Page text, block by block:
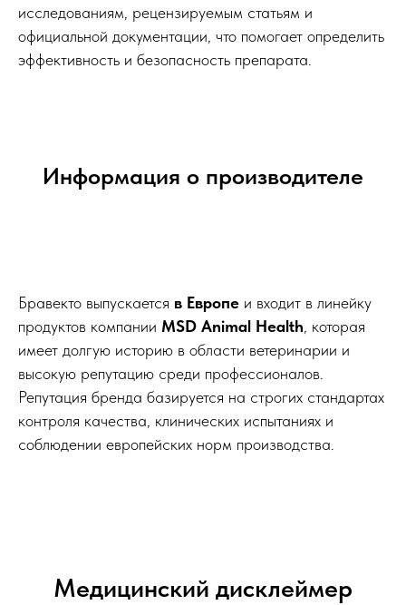
исследованиям, рецензируемым статьям и
официальной документации, что помогает определить
эффективность и безопасность препарата.
Информация о производителе
Бравекто выпускается в Европе и входит в линейку
продуктов компании MSD Animal Health, которая
имеет долгую историю в области ветеринарии и
высокую репутацию среди профессионалов.
Репутация бренда базируется на строгих стандартах
контроля качества, клинических испытаниях и
соблюдении европейских норм производства.
Медицинский дисклеймер